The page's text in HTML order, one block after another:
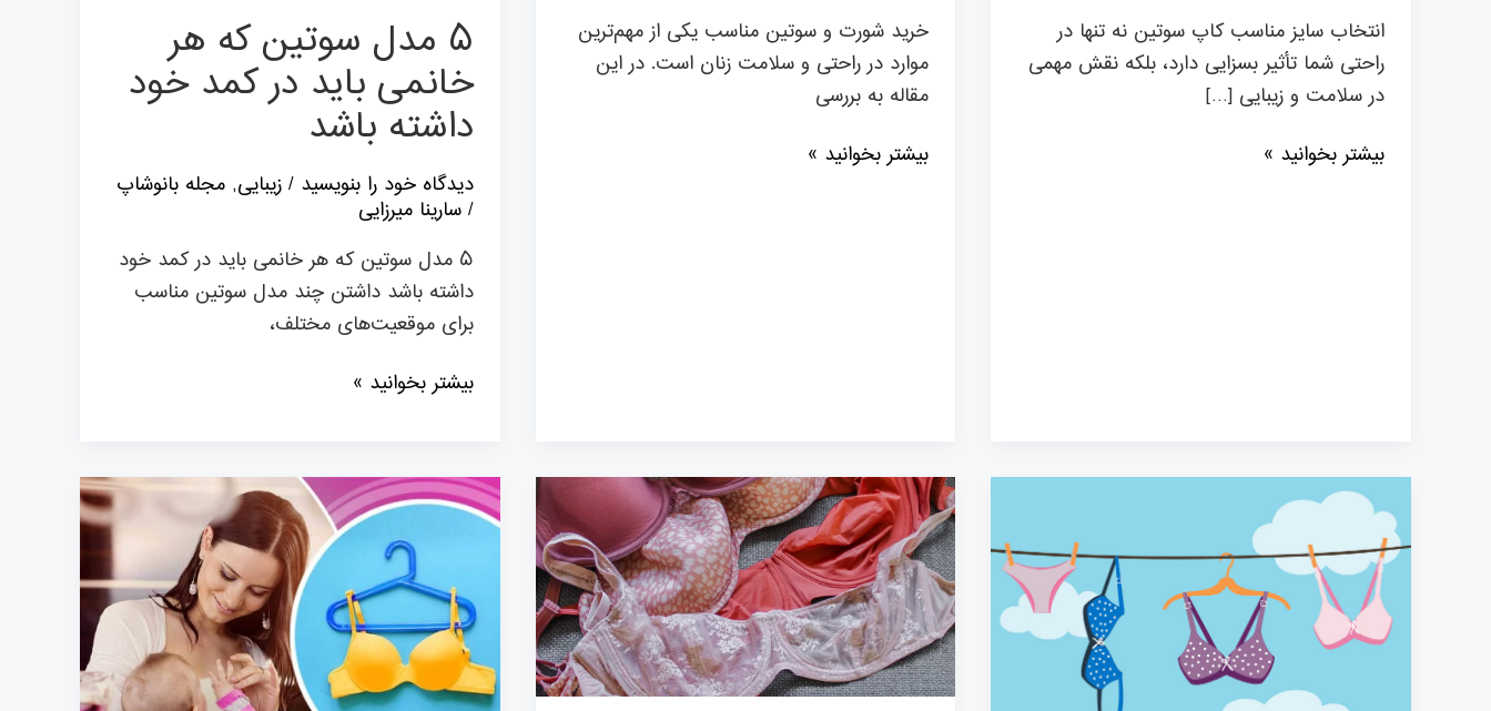
انتخاب سایز مناسب کاپ سوتین نه تنها در
راحتی شما تأثیر بسزایی دارد، بلکه نقش مهمی
در سلامت و زیبایی […]
بیشتر بخوانید »
خرید شورت و سوتین مناسب یکی از مهم‌ترین
موارد در راحتی و سلامت زنان است. در این
مقاله به بررسی
بیشتر بخوانید »
۵ مدل سوتین که هر
خانمی باید در کمد خود
داشته باشد
دیدگاه‌ خود را بنویسید /زیبایی,مجله بانوشاپ
/سارینا میرزایی
۵ مدل سوتین که هر خانمی باید در کمد خود
داشته باشد داشتن چند مدل سوتین مناسب
برای موقعیت‌های مختلف،
بیشتر بخوانید »
نکته
مهم
برای
شستشو
و
نحوه
استفاده
از
سوتین
و
ترکیب
آن
کدام
سوتین
دوران
شیردهی
مناسب
است؟